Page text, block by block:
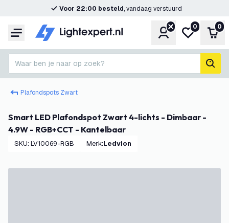
Voor 22:00 besteld, vandaag verstuurd
Menu Account
Mijn
0 0
Waar ben je naar op zoek?
Plafondspots Zwart
Smart LED Plafondspot Zwart 4-lichts - Dimbaar -
4.9W - RGB+CCT - Kantelbaar
SKU: LV10069-RGB Merk: Ledvion